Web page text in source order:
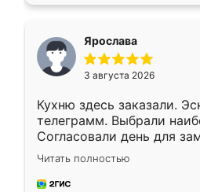
Ярослава
3 августа 2026
Кухню здесь заказали.
телеграмм. Выбрали
Согласовали день для
недели кухня была уже
довольны работой.
мебель за качественную
Читать полностью